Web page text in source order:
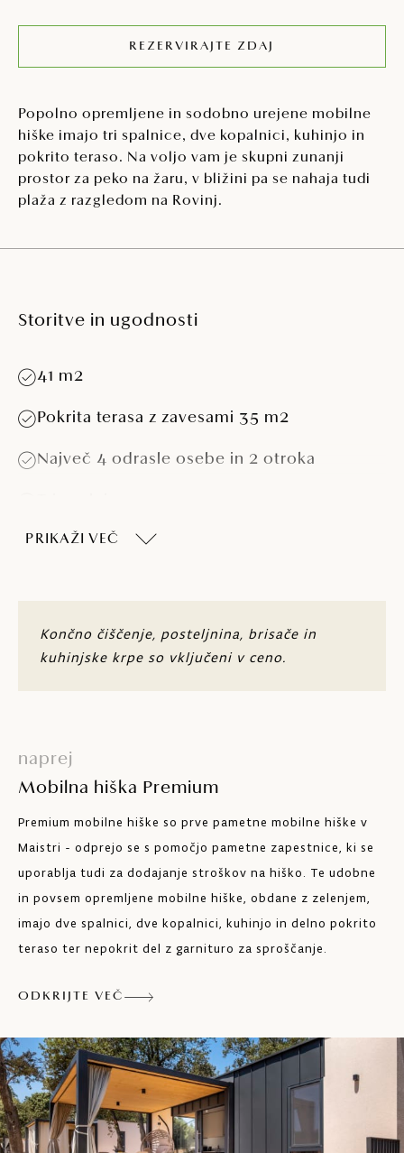
REZERVIRAJTE ZDAJ
Popolno opremljene in sodobno urejene mobilne
hiške imajo tri spalnice, dve kopalnici, kuhinjo in
pokrito teraso. Na voljo vam je skupni zunanji
prostor za peko na žaru, v bližini pa se nahaja tudi
plaža z razgledom na Rovinj.
Storitve in ugodnosti
41 m2
Pokrita terasa z zavesami 35 m2
Največ 4 odrasle osebe in 2 otroka
Spalnica s posteljo (160 x 200 cm)
Sedežna garnitura (možnost uporabe kot
dodatno ležišče 143 x 198 cm)
Kuhinja s štirimi kuhalnimi ploščami,
hladilnikom z zamrzovalnikom, pomivalnim
aparatom
Klimatska naprava
Satelitska TV
Wi-Fi
štirimi ležalniki
Parkirišče na območju
Skupni zunanji prostor za peko na žaru
Hišni ljubljenčki so dovoljeni ob doplačilu.
PRIKAŽI VEČ
Končno čiščenje, posteljnina, brisače in
kuhinjske krpe so vključeni v ceno.
naprej
Mobilna hiška Premium
Premium mobilne hiške so prve pametne mobilne hiške v
Maistri - odprejo se s pomočjo pametne zapestnice, ki se
uporablja tudi za dodajanje stroškov na hiško. Te udobne
in povsem opremljene mobilne hiške, obdane z zelenjem,
imajo dve spalnici, dve kopalnici, kuhinjo in delno pokrito
teraso ter nepokrit del z garnituro za sproščanje.
ODKRIJTE VEČ